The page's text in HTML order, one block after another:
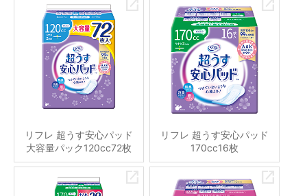
リフレ 超うす安心パッド
大容量パック120cc72枚
リフレ 超うす安心パッド
170cc16枚